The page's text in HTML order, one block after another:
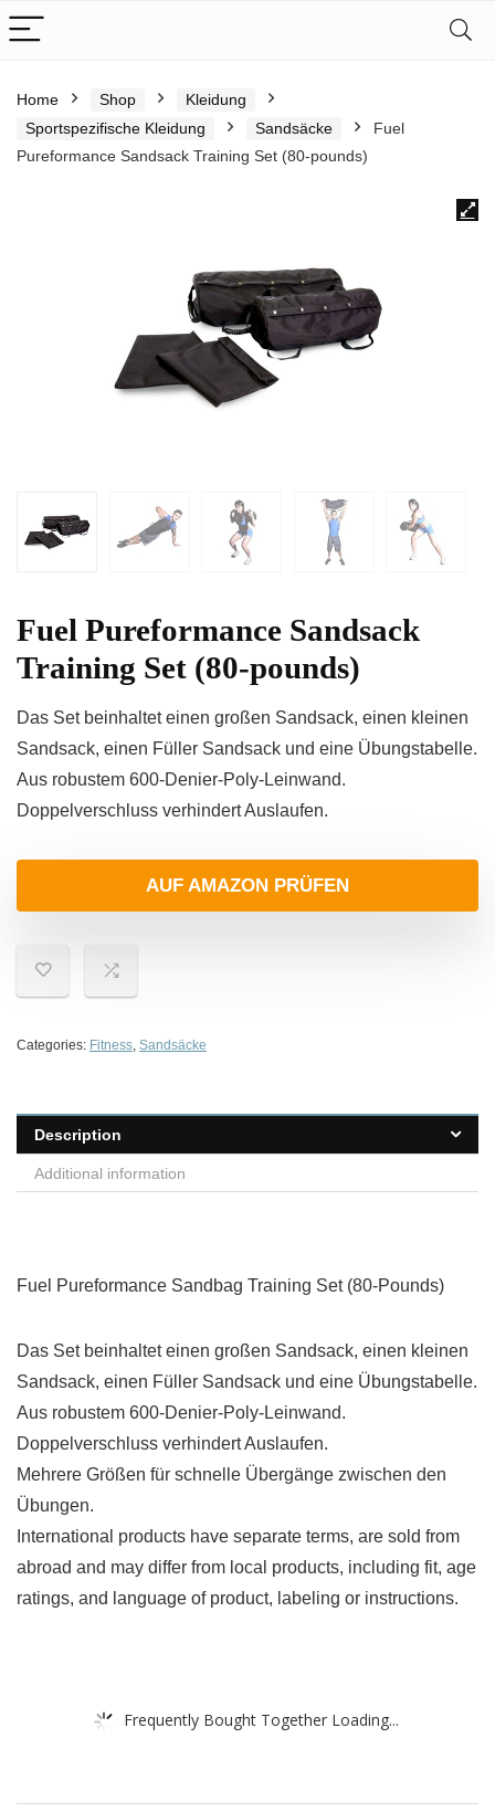
Home Shop
Kleidung
Sportspezifische Kleidung
Sandsäcke
Fuel
Pureformance Sandsack Training Set (80-pounds)
Fuel Pureformance Sandsack
Training Set (80-pounds)
Das Set beinhaltet einen großen Sandsack, einen kleinen
Sandsack, einen Füller Sandsack und eine Übungstabelle.
Aus robustem 600-Denier-Poly-Leinwand.
Doppelverschluss verhindert Auslaufen.
AUF AMAZON PRÜFEN
Categories: Fitness, Sandsäcke
Description
Additional information
Fuel Pureformance Sandbag Training Set (80-Pounds)
Das Set beinhaltet einen großen Sandsack, einen kleinen
Sandsack, einen Füller Sandsack und eine Übungstabelle.
Aus robustem 600-Denier-Poly-Leinwand.
Doppelverschluss verhindert Auslaufen.
Mehrere Größen für schnelle Übergänge zwischen den
Übungen.
International products have separate terms, are sold from
abroad and may differ from local products, including fit, age
ratings, and language of product, labeling or instructions.
Frequently Bought Together Loading...